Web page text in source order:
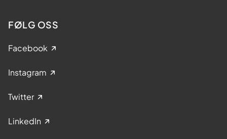
FØLG OSS
Facebook
Instagram
Twitter
LinkedIn